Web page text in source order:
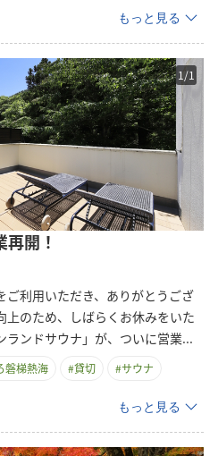
もっと見る
1 /1
開！
ご利用いただき、ありがとうござ
上のため、しばらくお休みをいた
ランドサウナ」が、ついに営業...
磐梯熱海 #貸切 #サウナ
もっと見る